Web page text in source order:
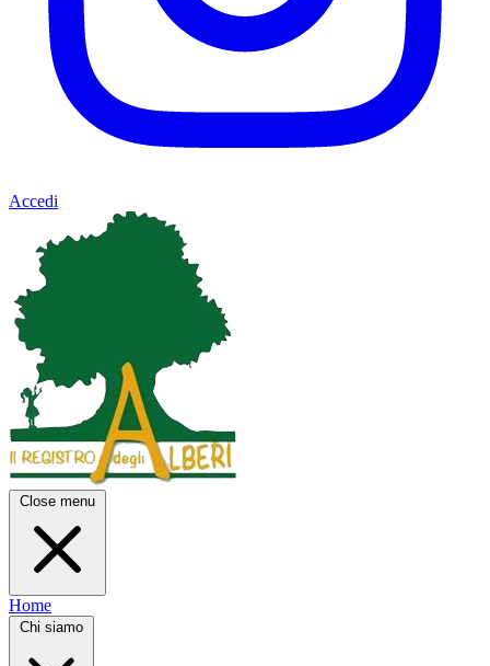
Accedi
Close menu
Home
Chi siamo